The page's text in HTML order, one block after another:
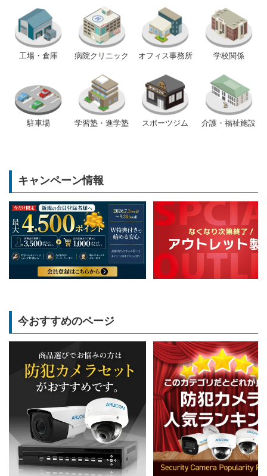
工場・倉庫 病院クリニック オフィス事務所 学校関係
駐車場 学習塾・進学塾 スポーツジム 介護・福祉施設
キャンペーン情報
今おすすめのページ